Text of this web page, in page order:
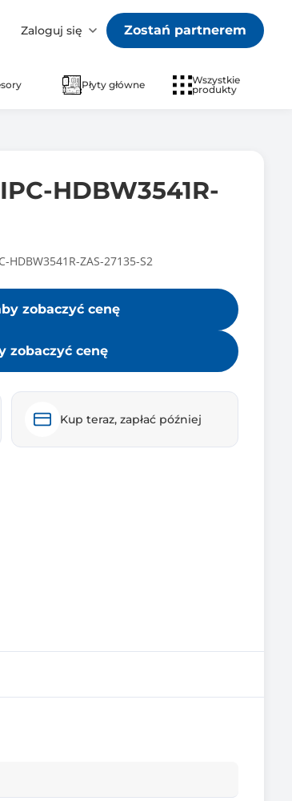
Zaloguj się Zostań partnerem
Płyty główne
Wszystkie
produkty
HDBW3541R-
HDBW3541R-ZAS-27135-S2
zobaczyć cenę
zobaczyć cenę
Kup teraz, zapłać później